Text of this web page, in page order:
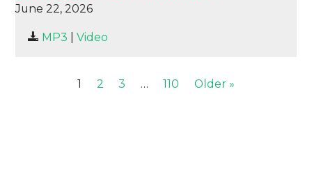
SHARE
LINK
June 22, 2026
MP3 Video
1 2 3 … 110 Older »